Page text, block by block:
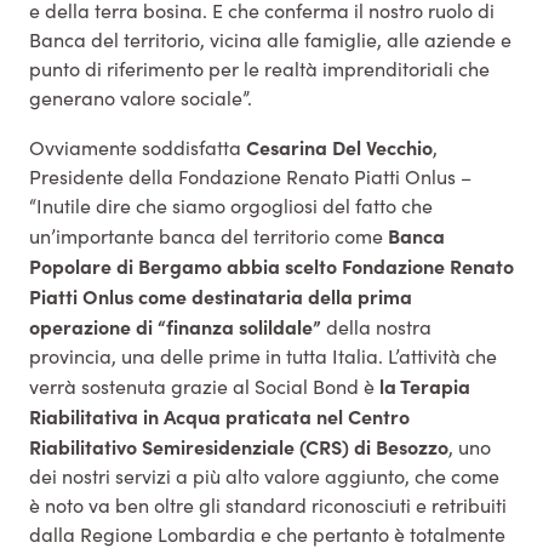
e della terra bosina. E che conferma il nostro ruolo di
Banca del territorio, vicina alle famiglie, alle aziende e
punto di riferimento per le realtà imprenditoriali che
generano valore sociale”.
Ovviamente soddisfatta Cesarina Del Vecchio,
Presidente della Fondazione Renato Piatti Onlus –
“Inutile dire che siamo orgogliosi del fatto che
un’importante banca del territorio come Banca
Popolare di Bergamo abbia scelto Fondazione Renato
Piatti Onlus come destinataria della prima
operazione di “finanza solildale” della nostra
provincia, una delle prime in tutta Italia. L’attività che
verrà sostenuta grazie al Social Bond è la Terapia
Riabilitativa in Acqua praticata nel Centro
Riabilitativo Semiresidenziale (CRS) di Besozzo, uno
dei nostri servizi a più alto valore aggiunto, che come
è noto va ben oltre gli standard riconosciuti e retribuiti
dalla Regione Lombardia e che pertanto è totalmente